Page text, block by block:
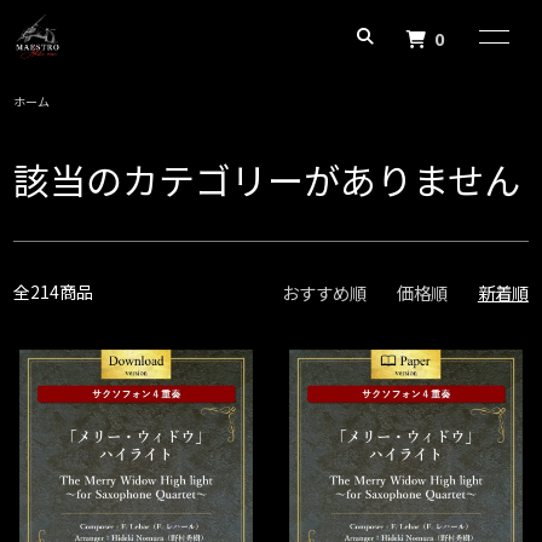
0
ホーム
該当のカテゴリーがありません
全214商品 おすすめ順 価格順 新着順